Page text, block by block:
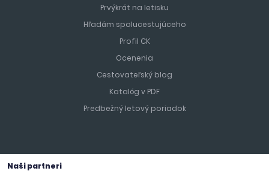
Prvýkrát na letisku
Hľadám spolucestujúceho
Profil CK
Ocenenia
Cestovateľský blog
Katalóg v PDF
Predbežný letový poriadok
Naši partneri